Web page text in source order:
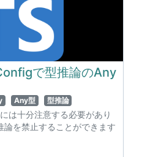
で型推論のAny
Any型 型推論
は十分注意する必要があり
を禁止することができます